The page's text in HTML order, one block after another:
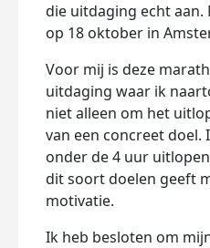
die uitdaging echt
op 18 oktober in
Voor mij is deze
uitdaging waar ik
niet alleen om het
van een concreet doel.
onder de 4 uur
dit soort doelen geeft
motivatie.
Ik heb besloten om